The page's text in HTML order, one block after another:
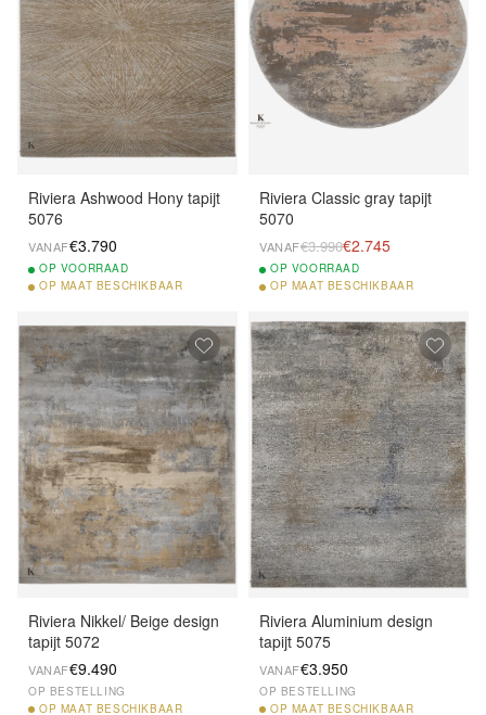
Riviera Ashwood Hony tapijt
5076
VANAF€3.790
OP VOORRAAD
OP MAAT BESCHIKBAAR
Riviera Classic gray tapijt
5070
VANAF€3.990€2.745
OP VOORRAAD
OP MAAT BESCHIKBAAR
Riviera Nikkel/ Beige design
tapijt 5072
VANAF€9.490
OP BESTELLING
OP MAAT BESCHIKBAAR
Riviera Aluminium design
tapijt 5075
VANAF€3.950
OP BESTELLING
OP MAAT BESCHIKBAAR